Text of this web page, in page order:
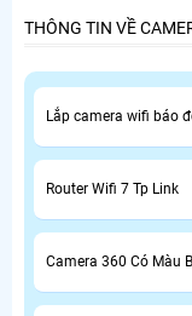
THÔNG TIN VỀ
Lắp camera wifi báo
Router Wifi 7 Tp Link
Camera 360 Có Màu